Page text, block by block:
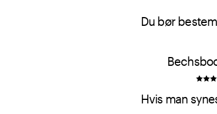
Du bør
Hvis man